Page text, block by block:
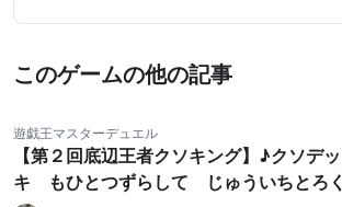
このゲームの他の記事
遊戯王マスターデュエル
【第２回底辺王者クソキング】♪クソデッ
キ もひとつずらして じゅういちとろく